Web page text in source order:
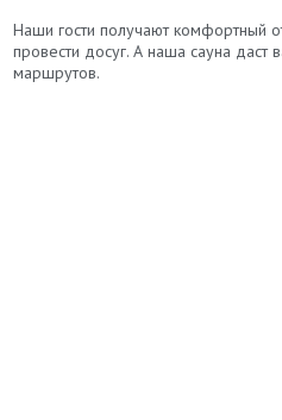
Наши гости получают комфортный
провести досуг. А наша сауна
маршрутов.